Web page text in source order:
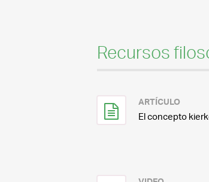
Recursos
ARTÍCULO
El concepto